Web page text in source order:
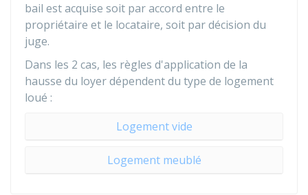
bail est acquise soit par accord entre le
propriétaire et le locataire, soit par décision du
juge.
Dans les 2 cas, les règles d'application de la
hausse du loyer dépendent du type de logement
loué :
Logement vide
Logement meublé